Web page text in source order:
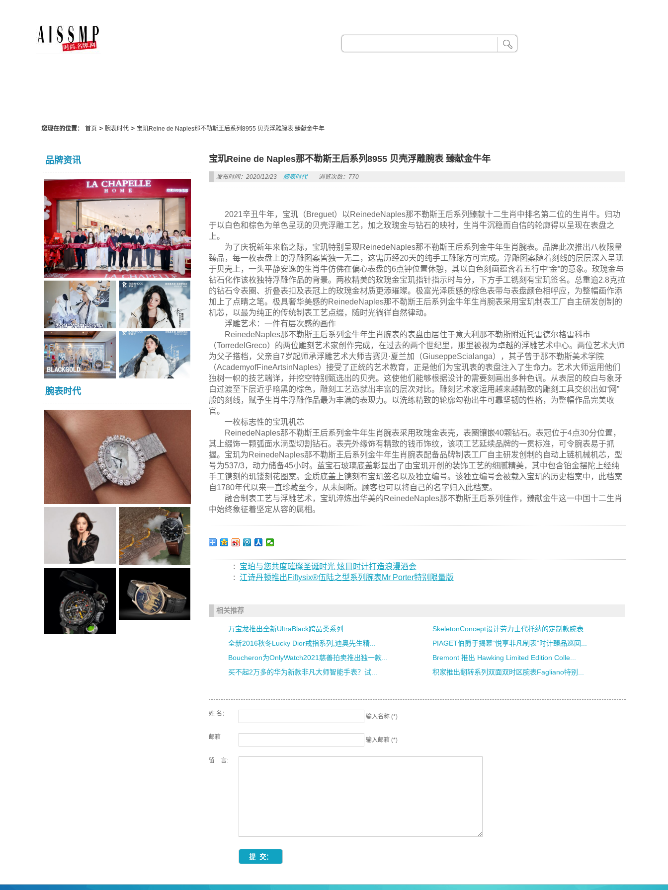
您现在的位置： 首页> 腕表时代> 宝玑Reine de Naples那不勒斯王后系列8955 贝壳浮雕腕表 臻献金牛年
品牌资讯
腕表时代
宝玑Reine de Naples那不勒斯王后系列8955 贝壳浮雕腕表 臻献金牛年
发布时间：2020/12/23 腕表时代 浏览次数：770
2021辛丑牛年，宝玑（Breguet）以ReinedeNaples那不勒斯王后系列臻献十二生肖中排名第二位的生肖牛。归功
于以白色和棕色为单色呈现的贝壳浮雕工艺，加之玫瑰金与钻石的映衬，生肖牛沉稳而自信的轮廓得以呈现在表盘之
上。
为了庆祝新年来临之际，宝玑特别呈现ReinedeNaples那不勒斯王后系列金牛年生肖腕表。品牌此次推出八枚限量
臻品，每一枚表盘上的浮雕图案皆独一无二，这需历经20天的纯手工雕琢方可完成。浮雕图案随着刻线的层层深入呈现
于贝壳上，一头平静安逸的生肖牛仿佛在偏心表盘的6点钟位置休憩，其以白色刻画蕴含着五行中“金”的意象。玫瑰金与
钻石化作该枚独特浮雕作品的背景。两枚精美的玫瑰金宝玑指针指示时与分，下方手工镌刻有宝玑签名。总重逾2.8克拉
的钻石令表圈、折叠表扣及表冠上的玫瑰金材质更添璀璨。极富光泽质感的棕色表带与表盘颜色相呼应，为整幅画作添
加上了点睛之笔。极具奢华美感的ReinedeNaples那不勒斯王后系列金牛年生肖腕表采用宝玑制表工厂自主研发创制的
机芯，以最为纯正的传统制表工艺点缀，随时光徜徉自然律动。
浮雕艺术：一件有层次感的画作
ReinedeNaples那不勒斯王后系列金牛年生肖腕表的表盘由居住于意大利那不勒斯附近托雷德尔格雷科市
（TorredelGreco）的两位雕刻艺术家创作完成，在过去的两个世纪里，那里被视为卓越的浮雕艺术中心。两位艺术大师
为父子搭档，父亲自7岁起师承浮雕艺术大师吉赛贝·夏兰加（GiuseppeScialanga），其子曾于那不勒斯美术学院
（AcademyofFineArtsinNaples）接受了正统的艺术教育，正是他们为宝玑表的表盘注入了生命力。艺术大师运用他们
独树一帜的技艺端详，并挖空特别甄选出的贝壳。这使他们能够根据设计的需要刻画出多种色调。从表层的皎白与象牙
白过渡至下层近乎暗黑的棕色，雕刻工艺造就出丰富的层次对比。雕刻艺术家运用越来越精致的雕刻工具交织出如“网”
般的刻线，赋予生肖牛浮雕作品最为丰满的表现力。以洗练精致的轮廓勾勒出牛可靠坚韧的性格，为整幅作品完美收
官。
一枚标志性的宝玑机芯
ReinedeNaples那不勒斯王后系列金牛年生肖腕表采用玫瑰金表壳，表圈镶嵌40颗钻石。表冠位于4点30分位置，
其上缀饰一颗弧面水滴型切割钻石。表壳外缘饰有精致的钱币饰纹，该项工艺延续品牌的一贯标准，可令腕表易于抓
握。宝玑为ReinedeNaples那不勒斯王后系列金牛年生肖腕表配备品牌制表工厂自主研发创制的自动上链机械机芯，型
号为537/3，动力储备45小时。蓝宝石玻璃底盖彰显出了由宝玑开创的装饰工艺的细腻精美，其中包含铂金摆陀上经纯
手工镌刻的玑镂刻花图案。金质底盖上镌刻有宝玑签名以及独立编号。该独立编号会被载入宝玑的历史档案中，此档案
自1780年代以来一直珍藏至今，从未间断。顾客也可以将自己的名字归入此档案。
融合制表工艺与浮雕艺术，宝玑淬炼出华美的ReinedeNaples那不勒斯王后系列佳作，臻献金牛这一中国十二生肖
中始终象征着坚定从容的属相。
:
宝珀与您共度璀璨圣诞时光 炫目时计打造浪漫酒会
:
江诗丹顿推出Fiftysix®伍陆之型系列腕表Mr Porter特别限量版
相关推荐
万宝龙推出全新UltraBlack跨品类系列
SkeletonConcept设计劳力士代托纳的定制款腕表
全新2016秋冬Lucky Dior戒指系列,迪奥先生精...
PIAGET伯爵于揭幕“悦享非凡制表”时计臻品巡回...
Boucheron为OnlyWatch2021慈善拍卖推出独一款...
Bremont 推出 Hawking Limited Edition Colle...
买不起2万多的华为新款非凡大师智能手表？试...
积家推出翻转系列双面双时区腕表Fagliano特别...
姓 名： 输入名称 (*)
邮箱 输入邮箱 (*)
留 言: